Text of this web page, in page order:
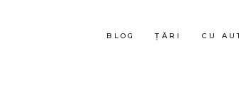
BLOG ȚĂRI CU